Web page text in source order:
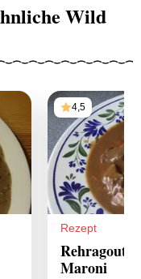
Wild
4,5
Rezept
Rehragout
Maroni